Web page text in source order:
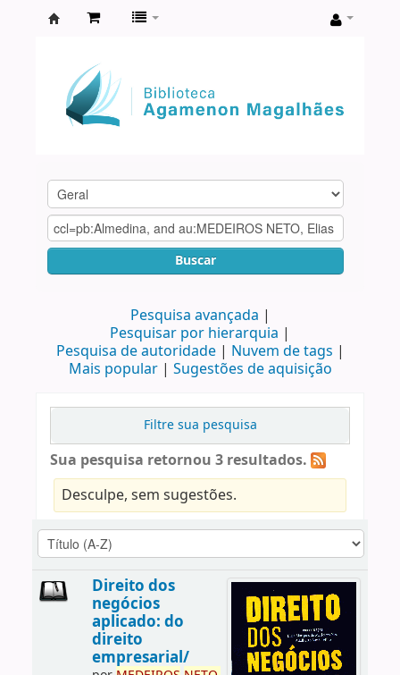
Agamenon
Magalhães
Buscar
Pesquisa avançada
Pesquisar por hierarquia
Pesquisa de autoridade
Nuvem de tags
Mais popular
Sugestões de aquisição
Filtre sua pesquisa
Sua pesquisa retornou 3 resultados.
Desculpe, sem sugestões.
Direito dos
negócios
aplicado: do
direito
empresarial/